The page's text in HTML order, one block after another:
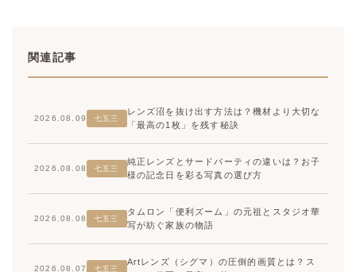
関連記事
2026.08.09 七五三
レンズ沼を抜け出す方法は？機材より大切な
「最高の1枚」を残す秘訣
2026.08.08 七五三
純正レンズとサードパーティの違いは？お子
様の記念日を彩る写真の選び方
2026.08.08 七五三
タムロン「便利ズーム」の元祖とスタジオ華
写が紡ぐ家族の物語
2026.08.07 七五三
Artレンズ（シグマ）の圧倒的画質とは？ス